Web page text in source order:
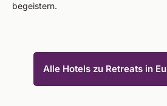
begeistern.
Alle Hotels zu Retreats in